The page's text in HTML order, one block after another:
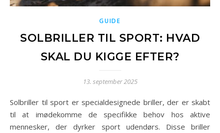
GUIDE
SOLBRILLER TIL SPORT: HVAD
SKAL DU KIGGE EFTER?
13. september 2025
Solbriller til sport er specialdesignede briller, der er skabt
til at imødekomme de specifikke behov hos aktive
mennesker, der dyrker sport udendørs. Disse briller